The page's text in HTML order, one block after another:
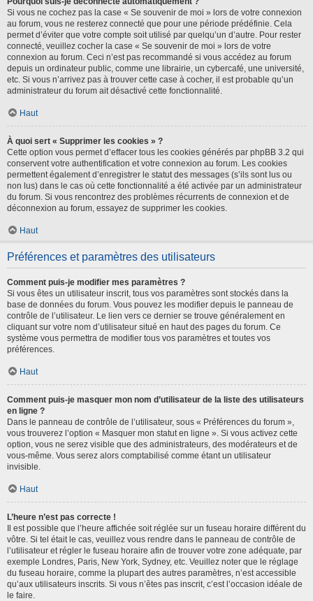
Si vous ne cochez pas la case « Se souvenir de moi » lors de votre connexion
au forum, vous ne resterez connecté que pour une période prédéfinie. Cela
permet d’éviter que votre compte soit utilisé par quelqu’un d’autre. Pour rester
connecté, veuillez cocher la case « Se souvenir de moi » lors de votre
connexion au forum. Ceci n’est pas recommandé si vous accédez au forum
depuis un ordinateur public, comme une librairie, un cybercafé, une université,
etc. Si vous n’arrivez pas à trouver cette case à cocher, il est probable qu’un
administrateur du forum ait désactivé cette fonctionnalité.
Haut
À quoi sert « Supprimer les cookies » ?
Cette option vous permet d’effacer tous les cookies générés par phpBB 3.2 qui
conservent votre authentification et votre connexion au forum. Les cookies
permettent également d’enregistrer le statut des messages (s’ils sont lus ou
non lus) dans le cas où cette fonctionnalité a été activée par un administrateur
du forum. Si vous rencontrez des problèmes récurrents de connexion et de
déconnexion au forum, essayez de supprimer les cookies.
Haut
Préférences et paramètres des utilisateurs
Comment puis-je modifier mes paramètres ?
Si vous êtes un utilisateur inscrit, tous vos paramètres sont stockés dans la
base de données du forum. Vous pouvez les modifier depuis le panneau de
contrôle de l’utilisateur. Le lien vers ce dernier se trouve généralement en
cliquant sur votre nom d’utilisateur situé en haut des pages du forum. Ce
système vous permettra de modifier tous vos paramètres et toutes vos
préférences.
Haut
Comment puis-je masquer mon nom d’utilisateur de la liste des utilisateurs
en ligne ?
Dans le panneau de contrôle de l’utilisateur, sous « Préférences du forum »,
vous trouverez l’option « Masquer mon statut en ligne ». Si vous activez cette
option, vous ne serez visible que des administrateurs, des modérateurs et de
vous-même. Vous serez alors comptabilisé comme étant un utilisateur
invisible.
Haut
L’heure n’est pas correcte !
Il est possible que l’heure affichée soit réglée sur un fuseau horaire différent du
vôtre. Si tel était le cas, veuillez vous rendre dans le panneau de contrôle de
l’utilisateur et régler le fuseau horaire afin de trouver votre zone adéquate, par
exemple Londres, Paris, New York, Sydney, etc. Veuillez noter que le réglage
du fuseau horaire, comme la plupart des autres paramètres, n’est accessible
qu’aux utilisateurs inscrits. Si vous n’êtes pas inscrit, c’est l’occasion idéale de
le faire.